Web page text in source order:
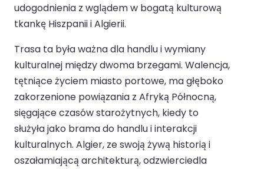
udogodnienia z wglądem w bogatą kulturową
tkankę Hiszpanii i Algierii.
Trasa ta była ważna dla handlu i wymiany
kulturalnej między dwoma brzegami. Walencja,
tętniące życiem miasto portowe, ma głęboko
zakorzenione powiązania z Afryką Północną,
sięgające czasów starożytnych, kiedy to
służyła jako brama do handlu i interakcji
kulturalnych. Algier, ze swoją żywą historią i
oszałamiającą architekturą, odzwierciedla